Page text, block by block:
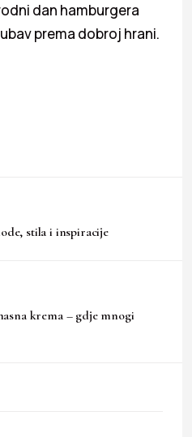
dan hamburgera
prema dobroj hrani.
stila i inspiracije
krema – gdje mnogi